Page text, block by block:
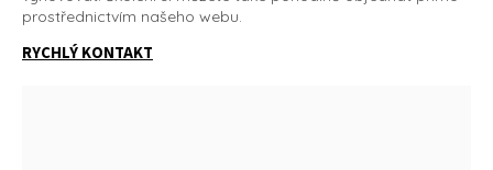
prostřednictvím našeho webu.
RYCHLÝ KONTAKT